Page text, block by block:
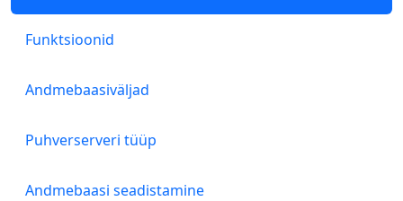
Funktsioonid
Andmebaasiväljad
Puhverserveri tüüp
Andmebaasi seadistamine